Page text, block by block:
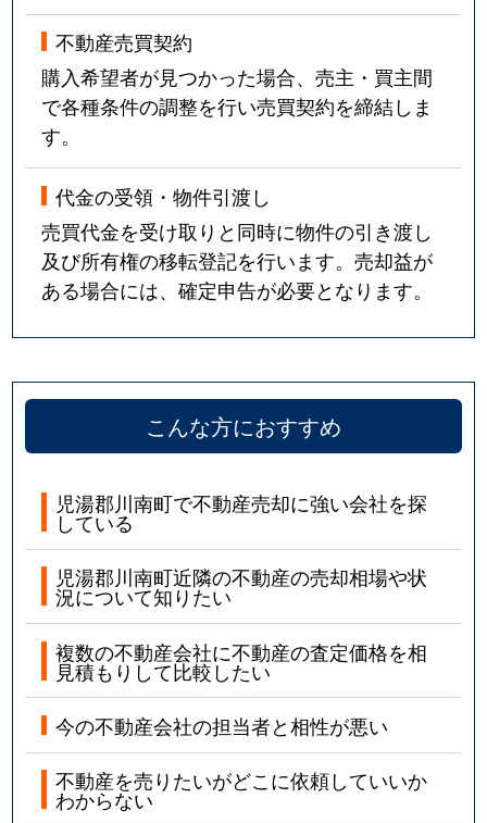
不動産売買契約
購入希望者が見つかった場合、売主・買主間
で各種条件の調整を行い売買契約を締結しま
す。
代金の受領・物件引渡し
売買代金を受け取りと同時に物件の引き渡し
及び所有権の移転登記を行います。売却益が
ある場合には、確定申告が必要となります。
こんな方におすすめ
児湯郡川南町で不動産売却に強い会社を探
している
児湯郡川南町近隣の不動産の売却相場や状
況について知りたい
複数の不動産会社に不動産の査定価格を相
見積もりして比較したい
今の不動産会社の担当者と相性が悪い
不動産を売りたいがどこに依頼していいか
わからない